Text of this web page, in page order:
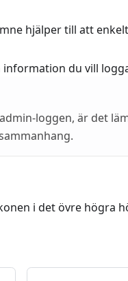
hjälper till att
du vill
loggen, är det
i det övre högra